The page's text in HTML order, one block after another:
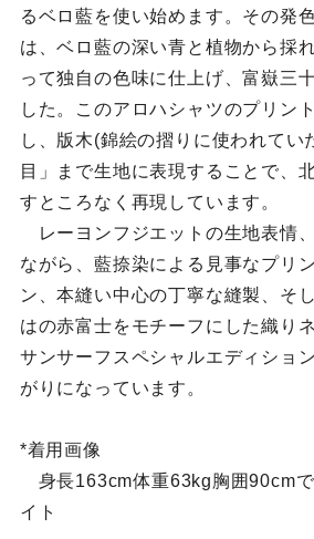
るベロ藍を使い始めます。その発
は、ベロ藍の深い青と植物から採
って独自の色味に仕上げ、富嶽三
した。このアロハシャツのプリン
し、版木(錦絵の摺りに使われてい
目」まで生地に表現することで、
すところなく再現しています。
レーヨンフジエットの生地表情
ながら、藍捺染による見事なプリ
ン、本縫い中心の丁寧な縫製、そ
はの赤富士をモチーフにした織り
サンサーフスペシャルエディショ
がりになっています。
*着用画像
身長163cm体重63kg胸囲90cm
イト